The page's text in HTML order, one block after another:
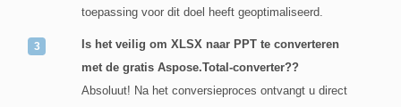
toepassing voor dit doel heeft geoptimaliseerd.
Is het veilig om XLSX naar PPT te converteren
met de gratis Aspose.Total-converter??
Absoluut! Na het conversieproces ontvangt u direct